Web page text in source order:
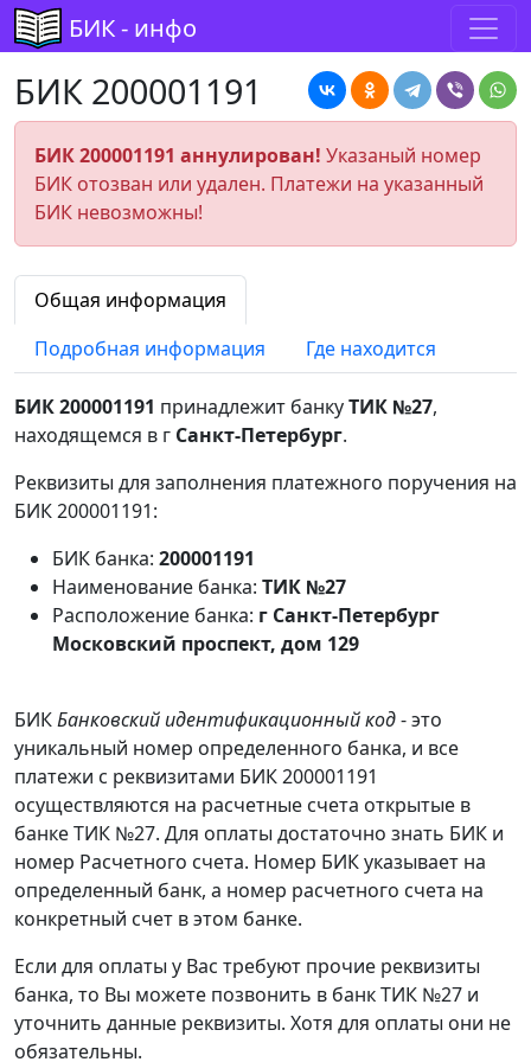
БИК - инфо
БИК 200001191
БИК 200001191 аннулирован! Указаный номер
БИК отозван или удален. Платежи на указанный
БИК невозможны!
Общая информация
Подробная информация
Где находится
БИК 200001191 принадлежит банкуТИК №27,
находящемся в г Санкт-Петербург.
Реквизиты для заполнения платежного поручения на
БИК 200001191:
БИК банка: 200001191
Наименование банка: ТИК №27
Расположение банка: г Санкт-Петербург
Московский проспект, дом 129
БИКБанковский идентификационный код- это
уникальный номер определенного банка, и все
платежи с реквизитами БИК 200001191
осуществляются на расчетные счета открытые в
банке ТИК №27. Для оплаты достаточно знать БИК и
номер Расчетного счета. Номер БИК указывает на
определенный банк, а номер расчетного счета на
конкретный счет в этом банке.
Если для оплаты у Вас требуют прочие реквизиты
банка, то Вы можете позвонить в банк ТИК №27 и
уточнить данные реквизиты. Хотя для оплаты они не
обязательны.